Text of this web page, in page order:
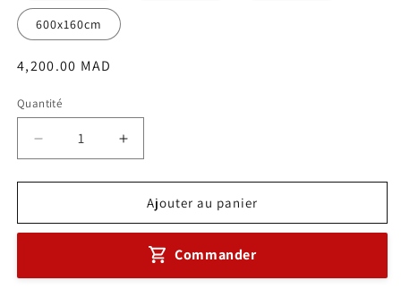
600x160cm
Prix
4,200.00 MAD
Quantité
Réduire
la
quantité
Table
rectangulaire
Augmenter
la
quantité
Table
réunion
rectangulaire
Ajouter au panier
Commander